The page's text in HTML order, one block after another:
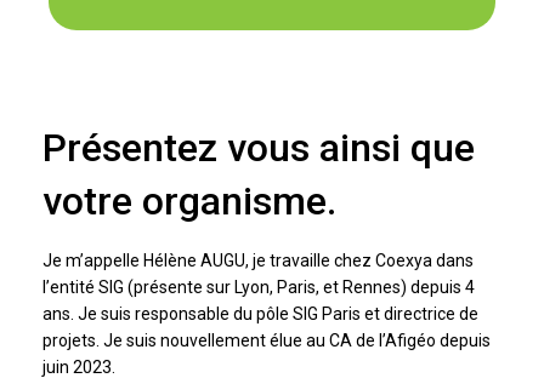
Présentez vous ainsi que
votre organisme.
Je m’appelle Hélène AUGU, je travaille chez Coexya dans
l’entité SIG (présente sur Lyon, Paris, et Rennes) depuis 4
ans. Je suis responsable du pôle SIG Paris et directrice de
projets. Je suis nouvellement élue au CA de l’Afigéo depuis
juin 2023.